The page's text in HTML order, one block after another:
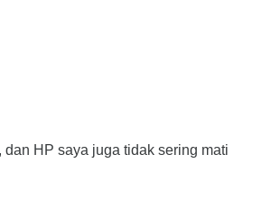
HP saya juga tidak sering mati